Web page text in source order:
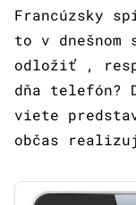
Francúzsky
to v
odložiť ,
dňa telefón?
viete
občas